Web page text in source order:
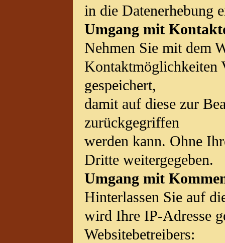
in die Datenerhebung
Umgang mit
Nehmen Sie mit dem
Kontaktmöglichkeiten
gespeichert,
damit auf diese zur
zurückgegriffen
werden kann. Ohne
Dritte weitergegeben.
Umgang mit
Hinterlassen Sie auf
wird Ihre IP-Adresse
Websitebetreibers: